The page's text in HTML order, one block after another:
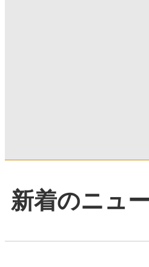
新着のニュ